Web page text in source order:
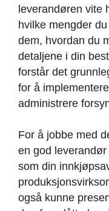
leverandøren vite
hvilke mengder
dem, hvordan du
detaljene i din
forstår det
for å
administrere
For å jobbe med
en god
som din
også kunne